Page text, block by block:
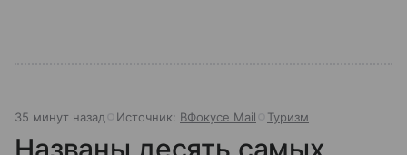
35 минут назад Источник: ВФокусе Mail Туризм
Названы десять самых